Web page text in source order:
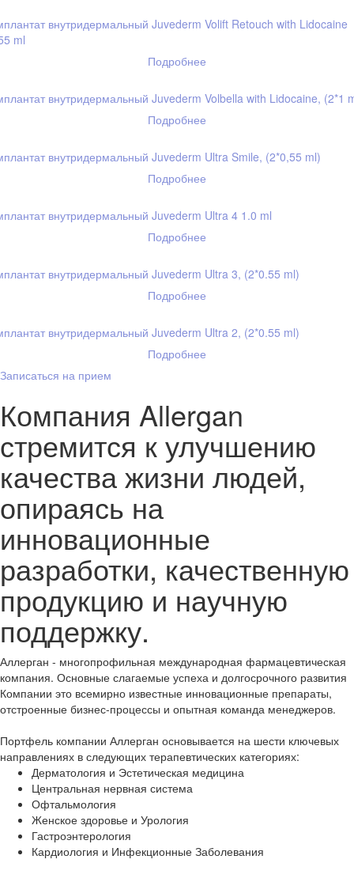
внутридермальный Juvederm Volift Retouch with Lidocaine
ml
Подробнее
внутридермальный Juvederm Volbella with Lidocaine, (2*1
Подробнее
внутридермальный Juvederm Ultra Smile, (2*0,55 ml)
Подробнее
внутридермальный Juvederm Ultra 4 1.0 ml
Подробнее
внутридермальный Juvederm Ultra 3, (2*0.55 ml)
Подробнее
внутридермальный Juvederm Ultra 2, (2*0.55 ml)
Подробнее
Записаться на прием
Компания Allergan
стремится к улучшению
качества жизни людей,
опираясь на
инновационные
разработки, качественную
продукцию и научную
поддержку.
Аллерган - многопрофильная международная фармацевтическая
компания. Основные слагаемые успеха и долгосрочного развития
Компании это всемирно известные инновационные препараты,
отстроенные бизнес-процессы и опытная команда менеджеров.
Портфель компании Аллерган основывается на шести ключевых
направлениях в следующих терапевтических категориях:
Дерматология и Эстетическая медицина
Центральная нервная система
Офтальмология
Женское здоровье и Урология
Гастроэнтерология
Кардиология и Инфекционные Заболевания